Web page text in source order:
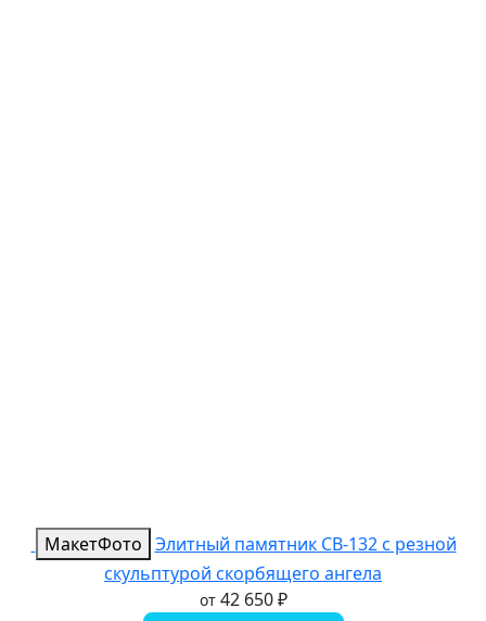
МакетФото Элитный памятник СВ-132 с резной
скульптурой скорбящего ангела
от 42 650₽